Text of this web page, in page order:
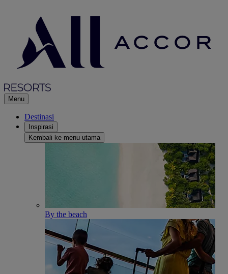
Menu
Destinasi
Inspirasi
Kembali ke menu utama
By the beach